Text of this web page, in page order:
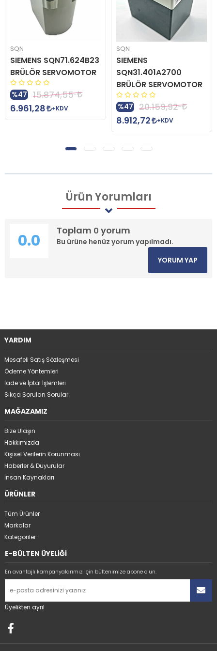
SQN
SIEMENS SQN71.624B23
BRÜLÖR SERVOMOTOR
%47
15.874,55
6.961,28
+KDV
SQN
SIEMENS
SQN31.401A2700
BRÜLÖR SERVOMOTOR
%47
20.159,92
8.912,72
+KDV
ÜrünYorumları
Toplam 0 yorum
Bu ürüne henüz yorum yapılmadı.
0.0
YORUM YAP
YARDIM
Mesafeli Satış Sözleşmesi
Ödeme Yöntemleri
İade ve İptal İşlemleri
Sıkça Sorulan Sorular
MAĞAZAMIZ
Bize Ulaşın
Hakkımızda
Kişisel Verilerin Korunması
Haberler & Duyurular
İnsan Kaynakları
ÜRÜNLER
Tüm Ürünler
Markalar
Kategoriler
E-BÜLTEN ÜYELİĞİ
En avantajlı kampanyalarımız için bültenimize abone olun.
Üyelikten ayrıl